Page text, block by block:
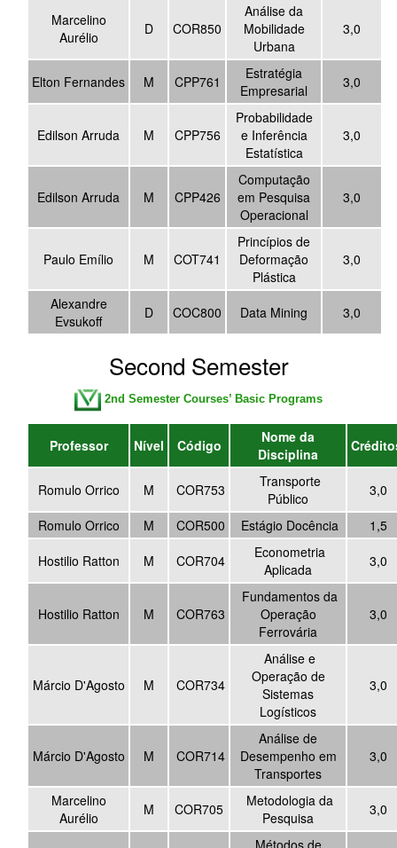
Marcelino
Aurélio
D COR850
Análise da
Mobilidade
Urbana
3,0
Elton Fernandes M CPP761
Estratégia
Empresarial
3,0
Edilson Arruda M CPP756
Probabilidade
e Inferência
Estatística
3,0
Edilson Arruda M CPP426
Computação
em Pesquisa
Operacional
3,0
Paulo Emílio M COT741
Princípios de
Deformação
Plástica
3,0
Alexandre
Evsukoff
D COC800 Data Mining 3,0
Second Semester
2nd Semester Courses’ Basic Programs
Professor Nível Código
Nome da
Disciplina
Romulo Orrico M COR753
Transporte
Público
3,0
Romulo Orrico
M COR500 Estágio Docência
1,5
Hostilio Ratton
M COR704
Econometria
Aplicada
3,0
Hostilio Ratton M COR763
Fundamentos da
Operação
Ferrovária
3,0
Márcio D'Agosto M COR734
Análise e
Operação de
Sistemas
Logísticos
3,0
Márcio D'Agosto M COR714
Análise de
Desempenho em
Transportes
3,0
Marcelino
Aurélio
M COR705
Metodologia da
Pesquisa
3,0
Métodos de